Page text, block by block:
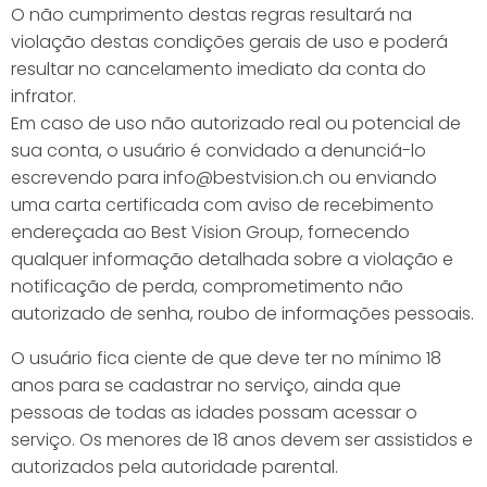
O não cumprimento destas regras resultará na
violação destas condições gerais de uso e poderá
resultar no cancelamento imediato da conta do
infrator.
Em caso de uso não autorizado real ou potencial de
sua conta, o usuário é convidado a denunciá-lo
escrevendo para info@bestvision.ch ou enviando
uma carta certificada com aviso de recebimento
endereçada ao Best Vision Group, fornecendo
qualquer informação detalhada sobre a violação e
notificação de perda, comprometimento não
autorizado de senha, roubo de informações pessoais.
O usuário fica ciente de que deve ter no mínimo 18
anos para se cadastrar no serviço, ainda que
pessoas de todas as idades possam acessar o
serviço. Os menores de 18 anos devem ser assistidos e
autorizados pela autoridade parental.